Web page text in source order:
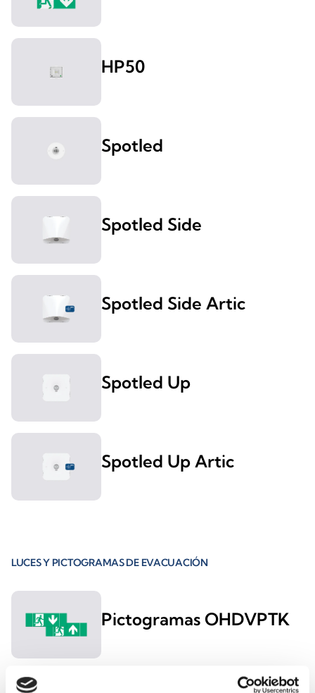
HP50
Spotled
Spotled Side
Spotled Side Artic
Spotled Up
Spotled Up Artic
LUCES Y PICTOGRAMAS DE EVACUACIÓN
Pictogramas OHDVPTK